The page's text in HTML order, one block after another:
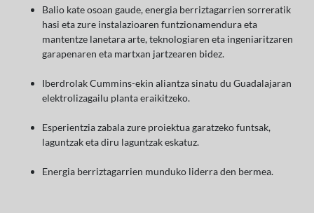
Balio kate osoan gaude, energia berriztagarrien sorreratik
hasi eta zure instalazioaren funtzionamendura eta
mantentze lanetara arte, teknologiaren eta ingeniaritzaren
garapenaren eta martxan jartzearen bidez.
Iberdrolak Cummins-ekin aliantza sinatu du Guadalajaran
elektrolizagailu planta eraikitzeko.
Esperientzia zabala zure proiektua garatzeko funtsak,
laguntzak eta diru laguntzak eskatuz.
Energia berriztagarrien munduko liderra den bermea.